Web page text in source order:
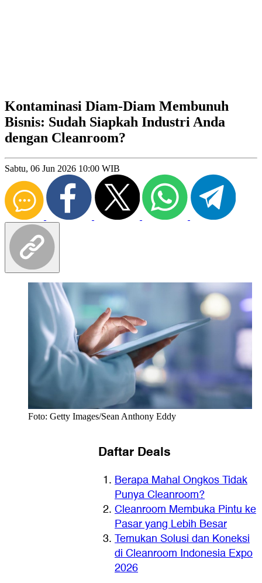
Kontaminasi Diam-Diam Membunuh
Bisnis: Sudah Siapkah Industri Anda
dengan Cleanroom?
Sabtu, 06 Jun 2026 10:00 WIB
Foto: Getty Images/Sean Anthony Eddy
Daftar Deals
Berapa Mahal Ongkos Tidak
Punya Cleanroom?
Cleanroom Membuka Pintu ke
Pasar yang Lebih Besar
Temukan Solusi dan Koneksi
di Cleanroom Indonesia Expo
2026